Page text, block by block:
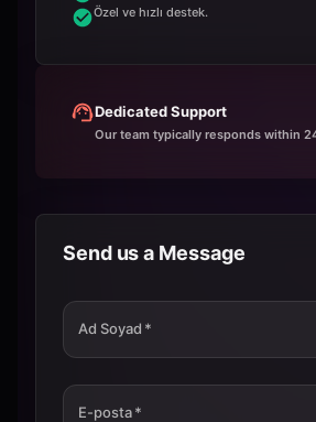
Özel ve hızlı destek.
Dedicated Support
Our team typically responds within
Send us a Message
Ad Soyad *
E-posta*